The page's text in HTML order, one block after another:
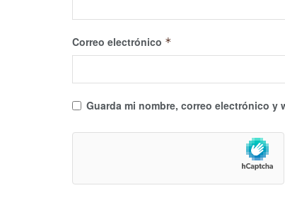
Correo electrónico *
Guarda mi nombre, correo electrónico y